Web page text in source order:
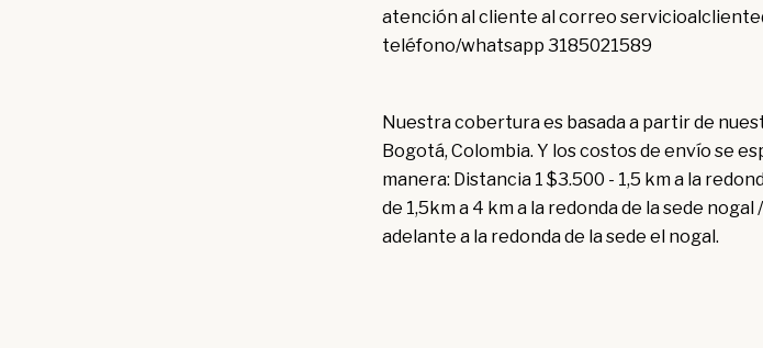
atención al cliente al correo
teléfono/whatsapp 3185021589
Nuestra cobertura es basada a partir de
Bogotá, Colombia. Y los costos de envío se
manera: Distancia 1 $3.500 - 1,5 km a la
de 1,5km a 4 km a la redonda de la sede
adelante a la redonda de la sede el nogal.